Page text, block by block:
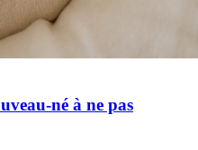
né à ne pas